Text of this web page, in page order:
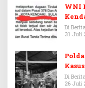
WNI
Di
31 Juli
Di
26 Juli